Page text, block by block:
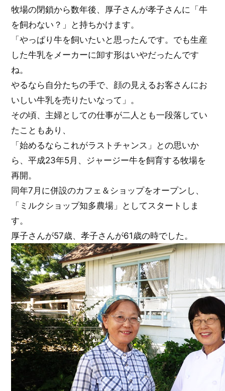
牧場の閉鎖から数年後、厚子さんが孝子さんに「牛
を飼わない？」と持ちかけます。
「やっぱり牛を飼いたいと思ったんです。でも生産
した牛乳をメーカーに卸す形はいやだったんです
ね。
やるなら自分たちの手で、顔の見えるお客さんにお
いしい牛乳を売りたいなって」。
その頃、主婦としての仕事が二人とも一段落してい
たこともあり、
「始めるならこれがラストチャンス」との思いか
ら、平成23年5月、ジャージー牛を飼育する牧場を
再開。
同年7月に併設のカフェ＆ショップをオープンし、
「ミルクショップ知多農場」としてスタートしま
す。
厚子さんが57歳、孝子さんが61歳の時でした。